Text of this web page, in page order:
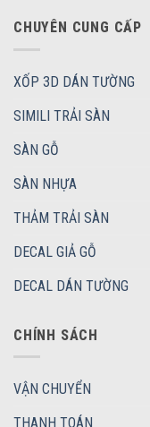
CHUYÊN CUNG CẤP
XỐP 3D DÁN TƯỜNG
SIMILI TRẢI SÀN
SÀN GỖ
SÀN NHỰA
THẢM TRẢI SÀN
DECAL GIẢ GỖ
DECAL DÁN TƯỜNG
CHÍNH SÁCH
VẬN CHUYỂN
THANH TOÁN